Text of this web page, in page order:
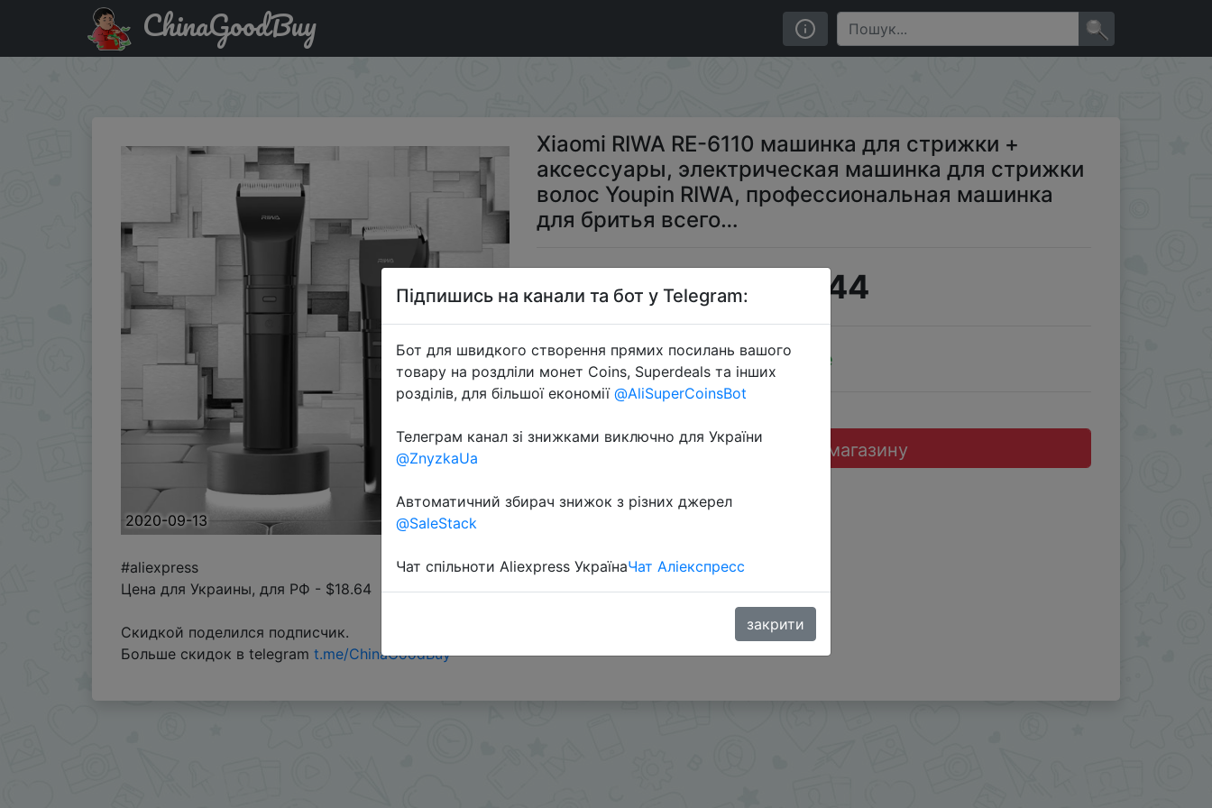
Акція на Xiaomi RIWA RE-6110 машинка для стрижки + аксессуары, электрическая машинка для стрижки волос Youpin RIWA, профессиональная машинка для бритья
ChinaGoodBuy
2020-09-13
Xiaomi RIWA RE-6110 машинка для стрижки +
аксессуары, электрическая машинка для стрижки
волос Youpin RIWA, профессиональная машинка
для бритья всего…
$18.44
Sale
Перейти до магазину
#aliexpress
Цена для Украины, для РФ - $18.64
Скидкой поделился подписчик.
Больше скидок в telegram t.me/ChinaGoodBuy
Підпишись на канали та бот у Telegram:
Бот для швидкого створення прямих посилань вашого
товару на роздліли монет Coins, Superdeals та інших
розділів, для більшої економії @AliSuperCoinsBot
Телеграм канал зі знижками виключно для України
@ZnyzkaUa
Автоматичний збирач знижок з різних джерел
@SaleStack
Чат спільноти Aliexpress УкраїнаЧат Аліекспресс
закрити